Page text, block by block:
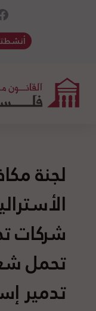
لجنة
شركات
تحمل
تدمير